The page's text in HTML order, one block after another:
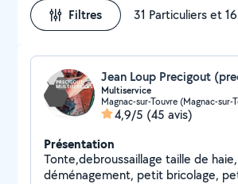
Filtres 31 Particuliers et
Multiservice
4,9/5 (45 avis)
Présentation
Tonte,debroussaillage taille de
déménagement, petit bricolage, petite électricité ,